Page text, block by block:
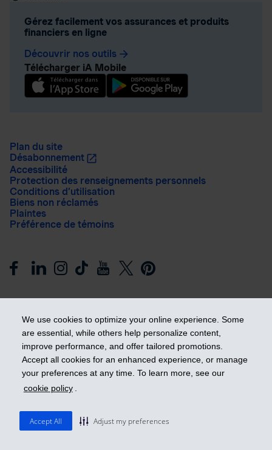
We use cookies to optimize your online experience. Some
are essential, while others help personalize content,
improve performance, and offer tailored promotions.
Accept all cookies for an enhanced experience, or manage
your preferences at any time. To learn more, see our
cookie policy .
Accept All Adjust my preferences
Gérez facilement vos assurances et produits
financiers en ligne
Découvrir nos outils arrow_forward
Télécharger iA Mobile
Plan du site
Désabonnement
Accessibilité
Protection des renseignements personnels
Conditions d’utilisation
Biens non réclamés
Plaintes
Préférence de témoins
Prendre les devants